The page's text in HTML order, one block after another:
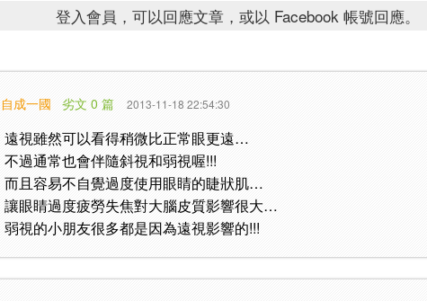
登入會員，可以回應文章，或以 Facebook 帳號回應。
自成一國 劣文 0 篇 2013-11-18 22:54:30
遠視雖然可以看得稍微比正常眼更遠…
不過通常也會伴隨斜視和弱視喔!!!
而且容易不自覺過度使用眼睛的睫狀肌…
讓眼睛過度疲勞失焦對大腦皮質影響很大…
弱視的小朋友很多都是因為遠視影響的!!!